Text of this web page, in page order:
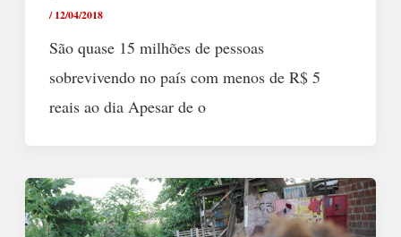
/12/04/2018
São quase 15 milhões de pessoas
sobrevivendo no país com menos de R$ 5
reais ao dia Apesar de o